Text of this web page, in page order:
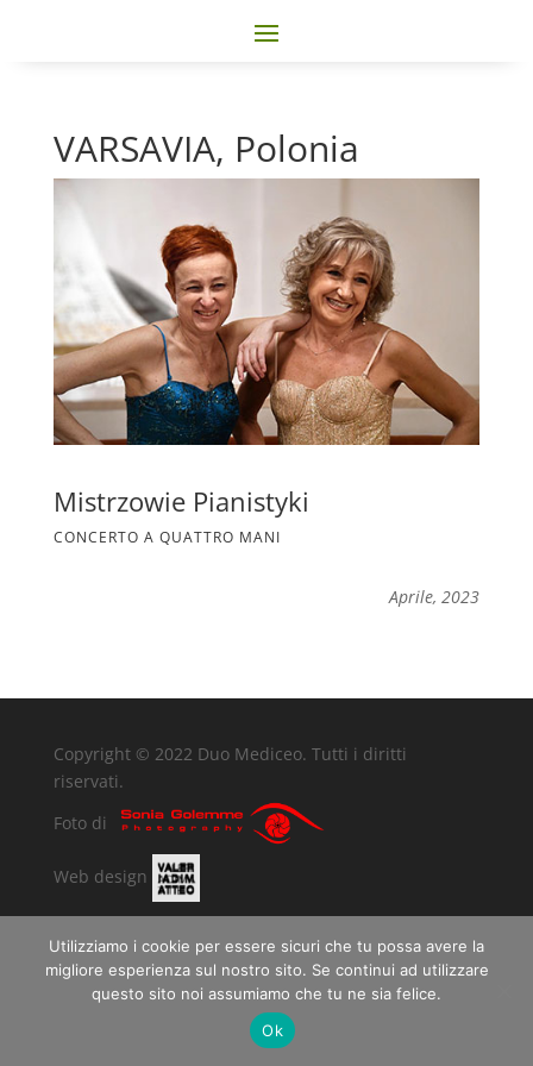
VARSAVIA, Polonia
Mistrzowie Pianistyki
CONCERTO A QUATTRO MANI
Aprile, 2023
Copyright © 2022 Duo Mediceo. Tutti i diritti
riservati.
Foto di
Web design
Utilizziamo i cookie per essere sicuri che tu possa avere la
migliore esperienza sul nostro sito. Se continui ad utilizzare
questo sito noi assumiamo che tu ne sia felice.
Ok